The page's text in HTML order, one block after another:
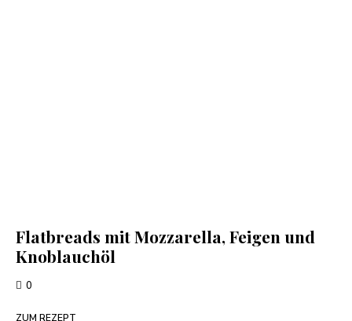
Flatbreads mit Mozzarella, Feigen und
Knoblauchöl
0
ZUM REZEPT